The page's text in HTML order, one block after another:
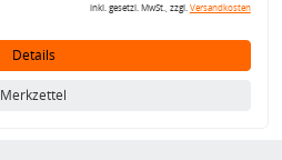
inkl. gesetzl. MwSt., zzgl.Versandkosten
Details
Merkzettel